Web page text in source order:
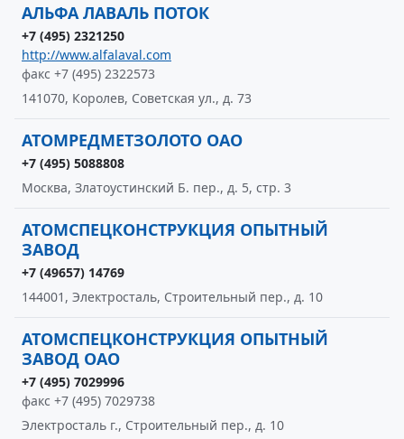
АЛЬФА ЛАВАЛЬ ПОТОК
+7 (495) 2321250
http://www.alfalaval.com
факс +7 (495) 2322573
141070, Королев, Советская ул., д. 73
АТОМРЕДМЕТЗОЛОТО ОАО
+7 (495) 5088808
Москва, Златоустинский Б. пер., д. 5, стр. 3
АТОМСПЕЦКОНСТРУКЦИЯ ОПЫТНЫЙ
ЗАВОД
+7 (49657) 14769
144001, Электросталь, Строительный пер., д. 10
АТОМСПЕЦКОНСТРУКЦИЯ ОПЫТНЫЙ
ЗАВОД ОАО
+7 (495) 7029996
факс +7 (495) 7029738
Электросталь г., Строительный пер., д. 10